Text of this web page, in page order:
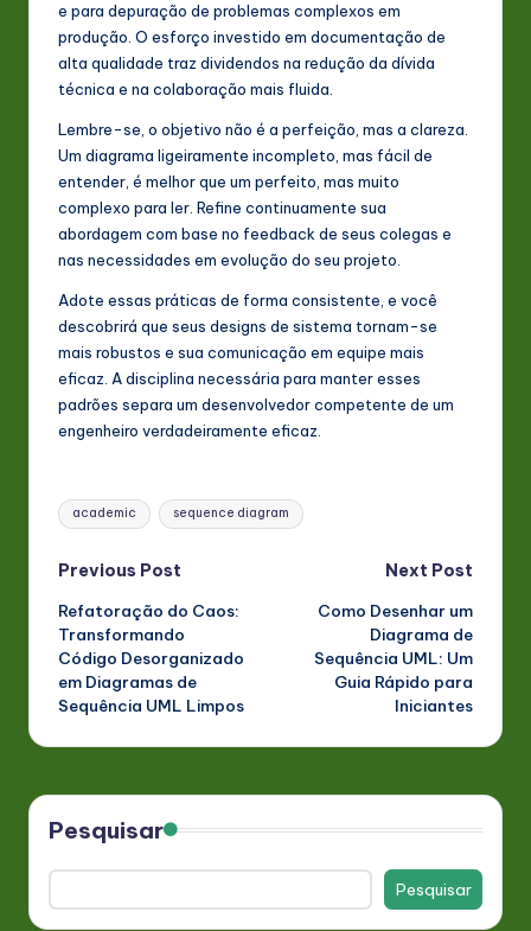
e para depuração de problemas complexos em
produção. O esforço investido em documentação de
alta qualidade traz dividendos na redução da dívida
técnica e na colaboração mais fluida.
Lembre-se, o objetivo não é a perfeição, mas a clareza.
Um diagrama ligeiramente incompleto, mas fácil de
entender, é melhor que um perfeito, mas muito
complexo para ler. Refine continuamente sua
abordagem com base no feedback de seus colegas e
nas necessidades em evolução do seu projeto.
Adote essas práticas de forma consistente, e você
descobrirá que seus designs de sistema tornam-se
mais robustos e sua comunicação em equipe mais
eficaz. A disciplina necessária para manter esses
padrões separa um desenvolvedor competente de um
engenheiro verdadeiramente eficaz.
Tags:
academic sequence diagram
Post
navigation
Previous Post
Refatoração do Caos:
Transformando
Código Desorganizado
em Diagramas de
Sequência UML Limpos
Next Post
Como Desenhar um
Diagrama de
Sequência UML: Um
Guia Rápido para
Iniciantes
Pesquisar
Pesquisar